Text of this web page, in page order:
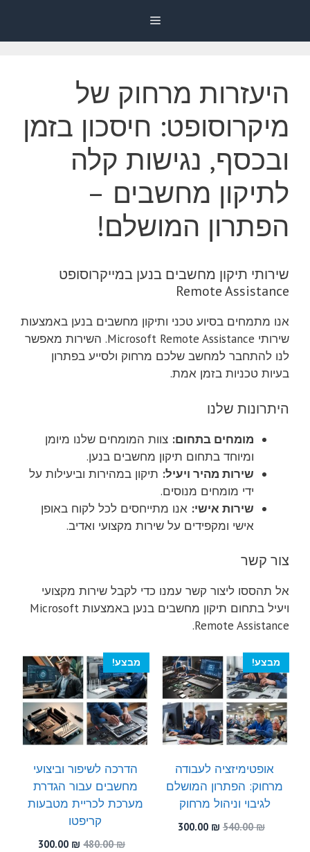
Menu
היעזרות מרחוק של
מיקרוסופט: חיסכון בזמן
ובכסף, נגישות קלה
לתיקון מחשבים –
הפתרון המושלם!
שירותי תיקון מחשבים בנען במייקרוסופט
Remote Assistance
אנו מתמחים בסיוע טכני ותיקון מחשבים בנען באמצעות
שירותי Microsoft Remote Assistance. השירות מאפשר
לנו להתחבר למחשב שלכם מרחוק ולסייע בפתרון
בעיות טכניות בזמן אמת.
היתרונות שלנו
מומחים בתחום: צוות המומחים שלנו מיומן
ומיוחד בתחום תיקון מחשבים בנען.
שירות מהיר ויעיל: תיקון במהירות וביעילות על
ידי מומחים מנוסים.
שירות אישי: אנו מתייחסים לכל לקוח באופן
אישי ומקפידים על שירות מקצועי ואדיב.
צור קשר
אל תהססו ליצור קשר עמנו כדי לקבל שירות מקצועי
ויעיל בתחום תיקון מחשבים בנען באמצעות Microsoft
Remote Assistance.
מבצע!
אופטימיזציה לעבודה
מרחוק: הפתרון המושלם
לגיבוי וניהול מרחוק
540.00₪
המחיר
300.00 ₪
מבצע!
הדרכה לשיפור וביצועי
מחשבים עבור הגדרת
מערכת לכריית מטבעות
קריפטו
480.00₪
המחיר
300.00 ₪
המחיר